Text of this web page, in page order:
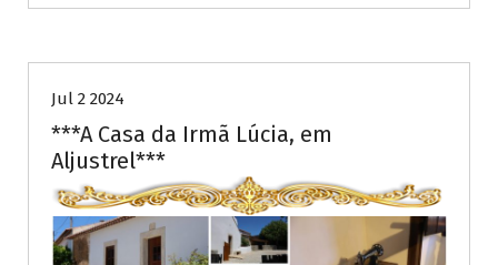
Jul 2 2024
***A Casa da Irmã Lúcia, em
Aljustrel***